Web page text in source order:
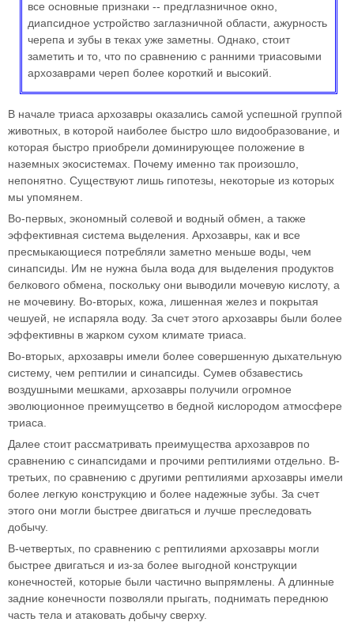
все основные признаки -- предглазничное окно,
диапсидное устройство заглазничной области, ажурность
черепа и зубы в теках уже заметны. Однако, стоит
заметить и то, что по сравнению с ранними триасовыми
архозаврами череп более короткий и высокий.
В начале триаса архозавры оказались самой успешной группой
животных, в которой наиболее быстро шло видообразование, и
которая быстро приобрели доминирующее положение в
наземных экосистемах. Почему именно так произошло,
непонятно. Существуют лишь гипотезы, некоторые из которых
мы упомянем.
Во-первых, экономный солевой и водный обмен, а также
эффективная система выделения. Архозавры, как и все
пресмыкающиеся потребляли заметно меньше воды, чем
синапсиды. Им не нужна была вода для выделения продуктов
белкового обмена, поскольку они выводили мочевую кислоту, а
не мочевину. Во-вторых, кожа, лишенная желез и покрытая
чешуей, не испаряла воду. За счет этого архозавры были более
эффективны в жарком сухом климате триаса.
Во-вторых, архозавры имели более совершенную дыхательную
систему, чем рептилии и синапсиды. Сумев обзавестись
воздушными мешками, архозавры получили огромное
эволюционное преимущсетво в бедной кислородом атмосфере
триаса.
Далее стоит рассматривать преимущества архозавров по
сравнению с синапсидами и прочими рептилиями отдельно. В-
третьих, по сравнению с другими рептилиями архозавры имели
более легкую конструкцию и более надежные зубы. За счет
этого они могли быстрее двигаться и лучше преследовать
добычу.
В-четвертых, по сравнению с рептилиями архозавры могли
быстрее двигаться и из-за более выгодной конструкции
конечностей, которые были частично выпрямлены. А длинные
задние конечности позволяли прыгать, поднимать переднюю
часть тела и атаковать добычу сверху.